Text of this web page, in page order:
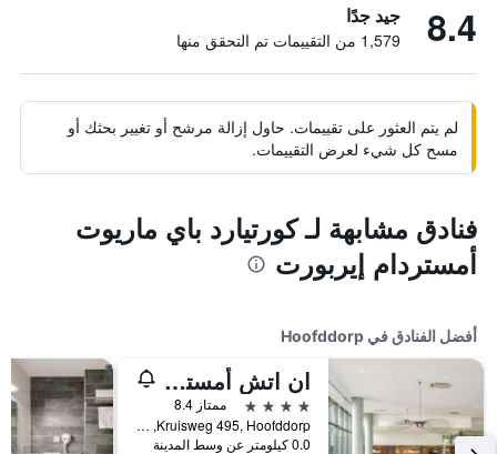
8.4 جيد جدًا
1,579 من التقييمات تم التحقق منها
لم يتم العثور على تقييمات. حاول إزالة مرشح أو تغيير بحثك أو
مسح كل شيء لعرض التقييمات.
فنادق مشابهة لـ كورتيارد باي ماريوت
أمستردام إيربورت
أفضل الفنادق في Hoofddorp
ان اتش أمستردام مطار سخيبول
4 نجوم
ممتاز 8.4
Kruisweg 495, Hoofddorp, مقاطعة شمال هولندا, هولندا
0.0 كيلومتر عن وسط المدينة